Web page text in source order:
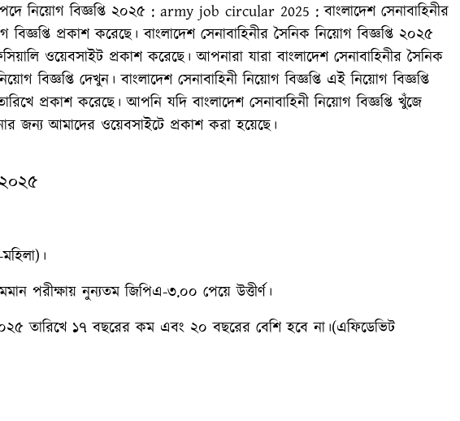
নিয়োগ বিজ্ঞপ্তি ২০২৫ : army job circular 2025 : বাংলাদেশ সেনাবাহিনীর
প্রকাশ করেছে। বাংলাদেশ সেনাবাহিনীর সৈনিক নিয়োগ বিজ্ঞপ্তি ২০২৫
ওয়েবসাইট প্রকাশ করেছে। আপনারা যারা বাংলাদেশ সেনাবাহিনীর সৈনিক
বিজ্ঞপ্তি দেখুন। বাংলাদেশ সেনাবাহিনী নিয়োগ বিজ্ঞপ্তি এই নিয়োগ বিজ্ঞপ্তি
প্রকাশ করেছে। আপনি যদি বাংলাদেশ সেনাবাহিনী নিয়োগ বিজ্ঞপ্তি খুঁজে
জন্য আমাদের ওয়েবসাইটে প্রকাশ করা হয়েছে।
পরীক্ষায় নুন্যতম জিপিএ-৩.০০ পেয়ে উত্তীর্ণ।
তারিখে ১৭ বছরের কম এবং ২০ বছরের বেশি হবে না।(এফিডেভিট